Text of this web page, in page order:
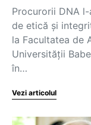
Procurorii DNA
de etică și
la Facultatea de
Universității
în…
Vezi articolul